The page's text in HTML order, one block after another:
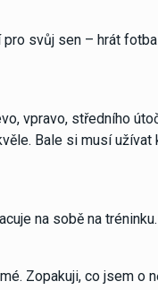
svůj sen – hrát
vpravo, středního
Bale si musí
na sobě na
Zopakuji, co jsem o